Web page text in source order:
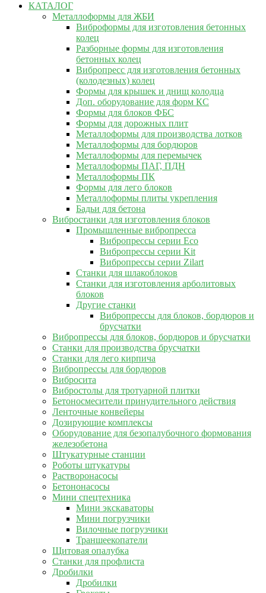
КАТАЛОГ
Металлоформы для ЖБИ
Виброформы для изготовления бетонных
колец
Разборные формы для изготовления
бетонных колец
Вибропресс для изготовления бетонных
(колодезных) колец
Формы для крышек и днищ колодца
Доп. оборудование для форм КС
Формы для блоков ФБС
Формы для дорожных плит
Металлоформы для производства лотков
Металлоформы для бордюров
Металлоформы для перемычек
Металлоформы ПАГ, ПДН
Металлоформы ПК
Формы для лего блоков
Металлоформы плиты укрепления
Бадьи для бетона
Вибростанки для изготовления блоков
Промышленные вибропресса
Вибропрессы серии Eco
Вибропрессы серии Kit
Вибропрессы серии Zilart
Станки для шлакоблоков
Станки для изготовления арболитовых
блоков
Другие станки
Вибропрессы для блоков, бордюров и
брусчатки
Вибропрессы для блоков, бордюров и брусчатки
Станки для производства брусчатки
Станки для лего кирпича
Вибропрессы для бордюров
Вибросита
Вибростолы для тротуарной плитки
Бетоносмесители принудительного действия
Ленточные конвейеры
Дозирующие комплексы
Оборудование для безопалубочного формования
железобетона
Штукатурные станции
Роботы штукатуры
Растворонасосы
Бетононасосы
Мини спецтехника
Мини экскаваторы
Мини погрузчики
Вилочные погрузчики
Траншеекопатели
Щитовая опалубка
Станки для профлиста
Дробилки
Дробилки